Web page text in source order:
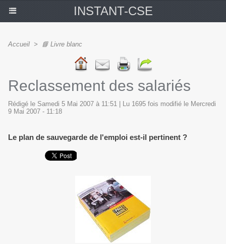
INSTANT-CSE
Accueil > 📘 Livre blanc
Reclassement des salariés
Rédigé le Samedi 5 Mai 2007 à 11:51 | Lu 1695 fois modifié le Mercredi
9 Mai 2007 - 11:18
Le plan de sauvegarde de l'emploi est-il pertinent ?